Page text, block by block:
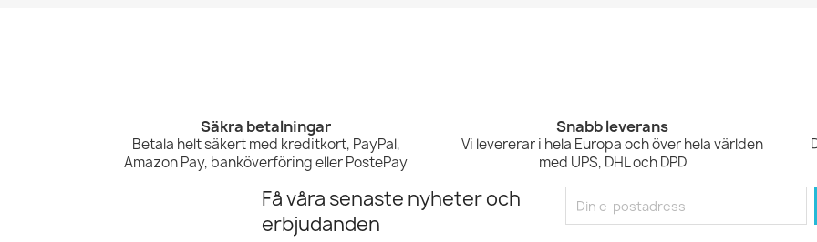
Säkra betalningar
Betala helt säkert med kreditkort, PayPal,
Amazon Pay, banköverföring eller PostePay
Snabb leverans
Vi levererar i hela Europa och över hela världen
med UPS, DHL och DPD
Få våra senaste nyheter och
erbjudanden